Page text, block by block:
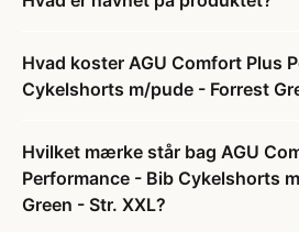
Hvad koster AGU Comfort Plus
Cykelshorts m/pude - Forrest
Hvilket mærke står bag AGU
Performance - Bib Cykelshorts
Green - Str. XXL?